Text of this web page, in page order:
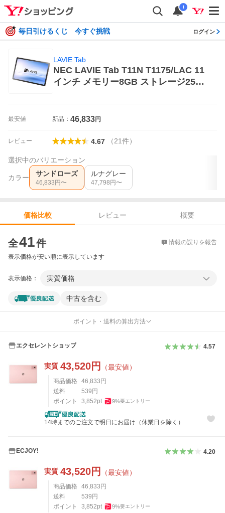
i
毎日引けるくじ 今すぐ挑戦 ログイン
LAVIE Tab
NEC LAVIE Tab T11N T1175/LAC 11
インチ メモリー8GB ストレージ256G
レット本体
最安値 新品： 46,833円
レビュー 4.67 （21件）
選択中のバリエーション
カラー サンドローズ
46,833 円〜
ルナグレー
47,798 円〜
価格比較 レビュー
概要
全41件 情報の誤りを報告
表示価格が安い順に表示しています
表示価格： 実質価格
中古を含む
ポイント・送料の算出方法
エクセレントショップ 4.57
実質 43,520円 （最安値）
商品価格 46,833 円
送料
539 円
ポイント
3,852pt 9%要エントリー
14時までのご注文で明日にお届け（休業日を除く）
ECJOY! 4.20
実質 43,520円 （最安値）
商品価格 46,833円
送料
539円
ポイント
3,852pt 9%要エントリー